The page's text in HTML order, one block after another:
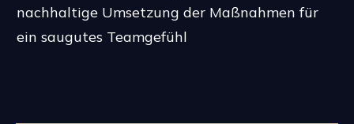
nachhaltige Umsetzung der Maßnahmen für
ein saugutes Teamgefühl